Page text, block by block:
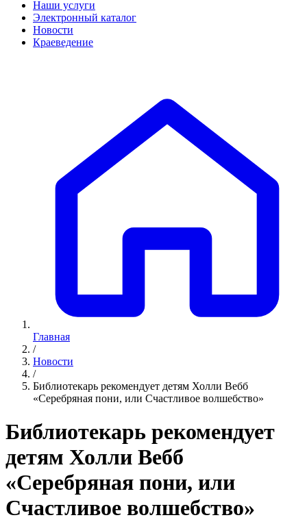
Наши услуги
Электронный каталог
Новости
Краеведение
Главная
/
Новости
/
Библиотекарь рекомендует детям Холли Вебб
«Серебряная пони, или Счастливое волшебство»
Библиотекарь рекомендует
детям Холли Вебб
«Серебряная пони, или
Счастливое волшебство»